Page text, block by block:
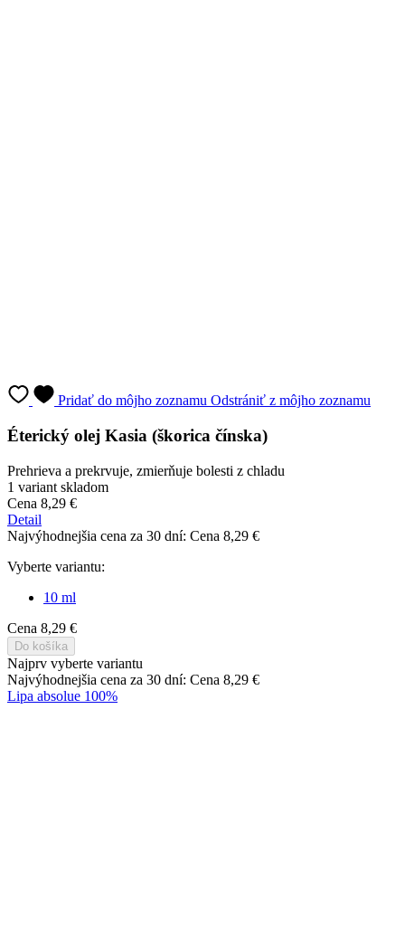
Vyberte variantu:
10 ml
Cena8,29 €
Do košíka
Najprv vyberte variantu
Najvýhodnejšia cena za 30 dní:
Lipa absolue 100%